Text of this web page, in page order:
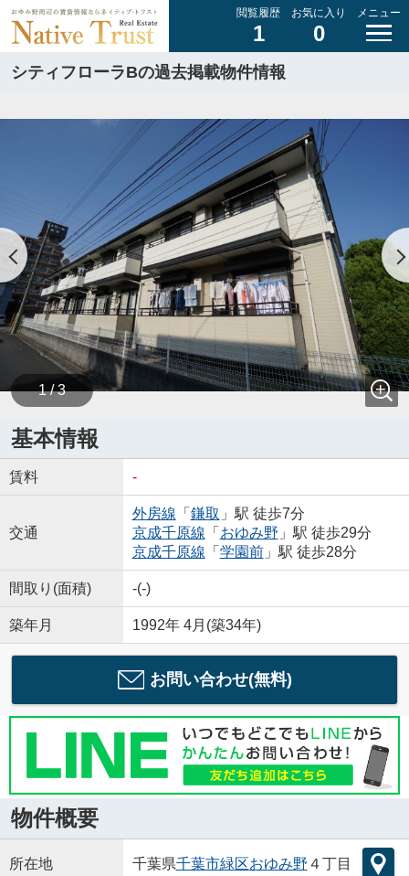
閲覧履歴
1
お気に入り
0
メニュー
シティフローラBの過去掲載物件情報
1 / 3
基本情報
賃料 -
交通
外房線 「 鎌取 」駅 徒歩7分
京成千原線 「 おゆみ野 」駅 徒歩29分
京成千原線 「 学園前」駅 徒歩28分
間取り(面積) -(-)
築年月 1992年 4月(築34年)
お問い合わせ(無料)
物件概要
所在地 千葉県千葉市緑区おゆみ野 ４丁目